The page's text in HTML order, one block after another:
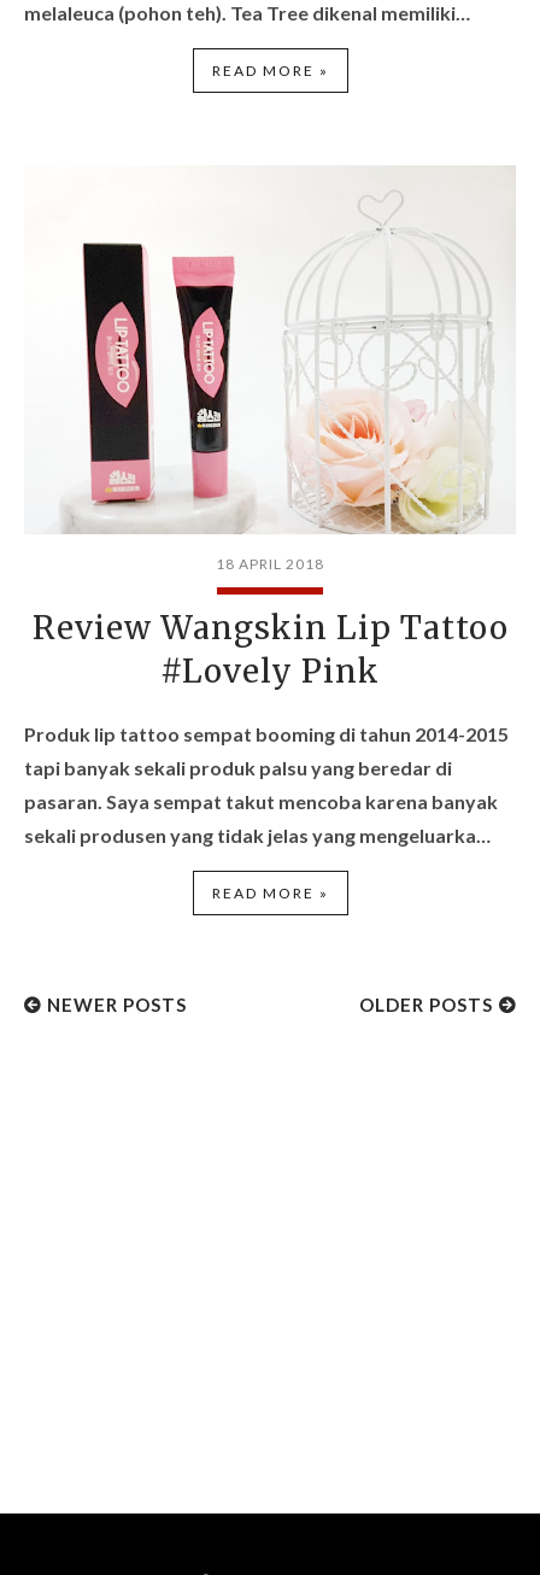
melaleuca (pohon teh). Tea Tree dikenal memiliki…
READ MORE »
18 APRIL 2018
Review Wangskin Lip Tattoo
#Lovely Pink
Produk lip tattoo sempat booming di tahun 2014-2015
tapi banyak sekali produk palsu yang beredar di
pasaran. Saya sempat takut mencoba karena banyak
sekali produsen yang tidak jelas yang mengeluarka…
READ MORE »
NEWER POSTS OLDER POSTS